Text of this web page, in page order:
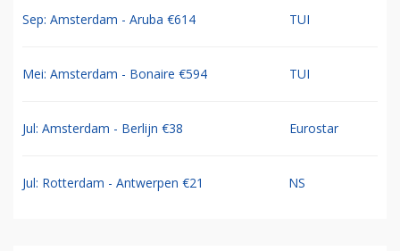
Sep: Amsterdam - Aruba €614 TUI
Mei: Amsterdam - Bonaire €594 TUI
Jul: Amsterdam - Berlijn €38 Eurostar
Jul: Rotterdam - Antwerpen €21 NS